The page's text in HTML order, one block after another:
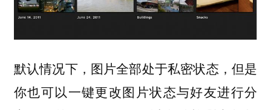
默认情况下，图片全部处于私密状态，但是
你也可以一键更改图片状态与好友进行分